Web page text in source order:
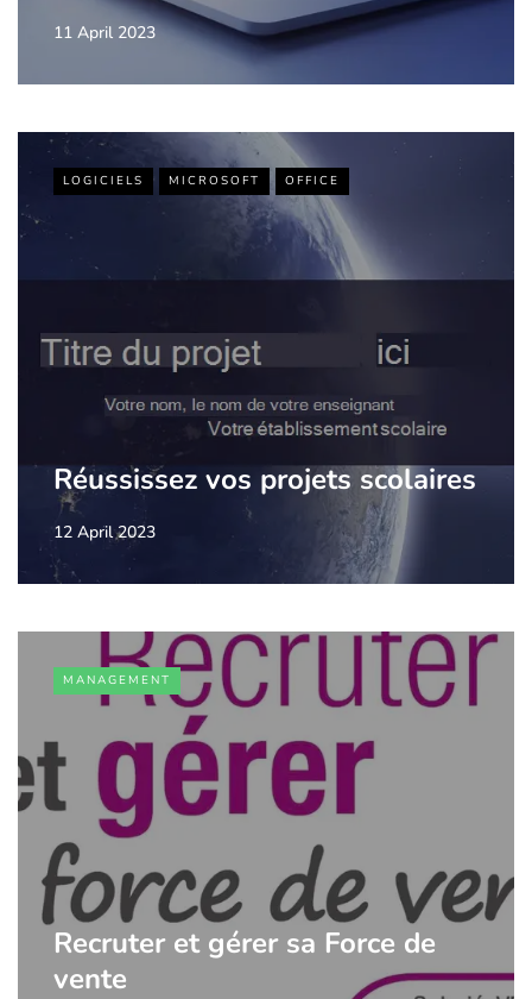
11 April 2023
LOGICIELS MICROSOFT OFFICE
Réussissez vos projets scolaires
12 April 2023
MANAGEMENT
Recruter et gérer sa Force de
vente